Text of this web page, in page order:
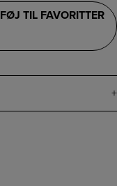
FØJ TIL FAVORITTER